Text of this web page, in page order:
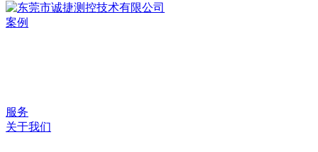
案例
服务
关于我们